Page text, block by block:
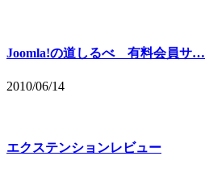
Joomla!の道しるべ 有料会員サ…
2010/06/14
エクステンションレビュー